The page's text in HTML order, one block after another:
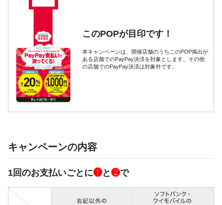
このPOPが目印です！
本キャンペーンは、開催店舗のうちこのPOP掲出が
ある店舗でのPayPay決済を対象とします。その他
の店舗でのPayPay決済は対象外です。
キャンペーンの内容
1回のお支払いごとに❶と❷で